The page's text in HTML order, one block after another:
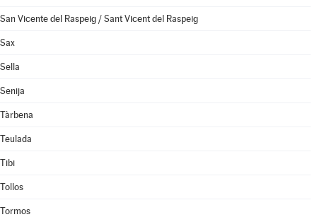
San Vicente del Raspeig / Sant Vicent del Raspeig
Sax
Sella
Senija
Tàrbena
Teulada
Tibi
Tollos
Tormos